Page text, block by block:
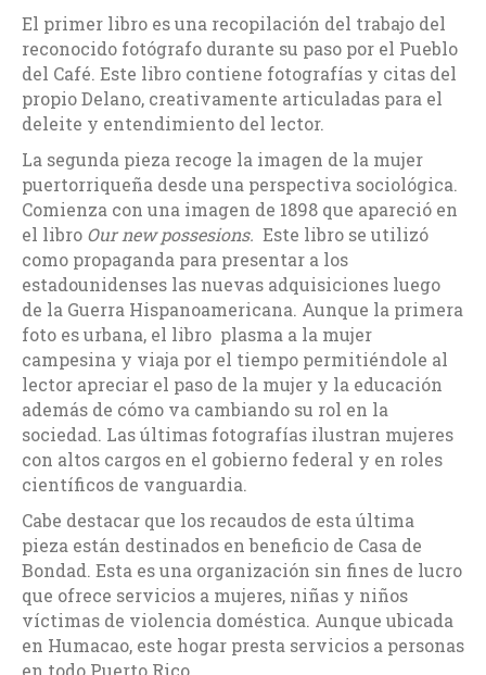
El primer libro es una recopilación del trabajo del
reconocido fotógrafo durante su paso por el Pueblo
del Café. Este libro contiene fotografías y citas del
propio Delano, creativamente articuladas para el
deleite y entendimiento del lector.
La segunda pieza recoge la imagen de la mujer
puertorriqueña desde una perspectiva sociológica.
Comienza con una imagen de 1898 que apareció en
el libro Our new possesions. Este libro se utilizó
como propaganda para presentar a los
estadounidenses las nuevas adquisiciones luego
de la Guerra Hispanoamericana. Aunque la primera
foto es urbana, el libro plasma a la mujer
campesina y viaja por el tiempo permitiéndole al
lector apreciar el paso de la mujer y la educación
además de cómo va cambiando su rol en la
sociedad. Las últimas fotografías ilustran mujeres
con altos cargos en el gobierno federal y en roles
científicos de vanguardia.
Cabe destacar que los recaudos de esta última
pieza están destinados en beneficio de Casa de
Bondad. Esta es una organización sin fines de lucro
que ofrece servicios a mujeres, niñas y niños
víctimas de violencia doméstica. Aunque ubicada
en Humacao, este hogar presta servicios a personas
en todo Puerto Rico.